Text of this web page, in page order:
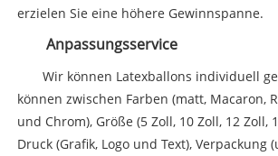
erzielen Sie eine höhere Gewinnspanne.
Anpassungsservice
Wir können Latexballons individuell
können zwischen Farben (matt, Macaron,
und Chrom), Größe (5 Zoll, 10 Zoll, 12 Zoll,
Druck (Grafik, Logo und Text), Verpackung